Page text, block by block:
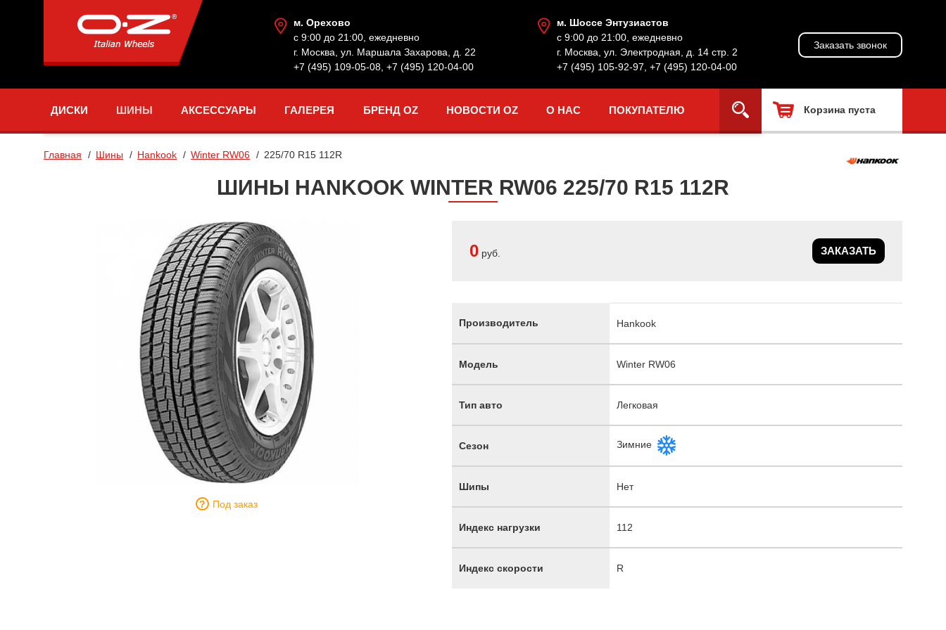
м. Орехово
с 9:00 до 21:00, ежедневно
г. Москва, ул. Маршала Захарова, д. 22
+7 (495) 109-05-08 +7 (495) 120-04-00
м. Шоссе Энтузиастов
с 9:00 до 21:00, ежедневно
г. Москва, ул. Электродная, д. 14 стр. 2
+7 (495) 105-92-97 +7 (495) 120-04-00
Заказать звонок
ДИСКИ ШИНЫ АКСЕССУАРЫ ГАЛЕРЕЯ БРЕНД OZ НОВОСТИ OZ О НАС ПОКУПАТЕЛЮ Корзина пуста
Главная Шины Hankook Winter RW06 225/70 R15 112R
ШИНЫ HANKOOK WINTER RW06 225/70 R15 112R
Под заказ
0 руб. ЗАКАЗАТЬ
Производитель Hankook
Модель Winter RW06
Тип авто Легковая
Сезон Зимние
Шипы Нет
Индекс нагрузки 112
Индекс скорости R